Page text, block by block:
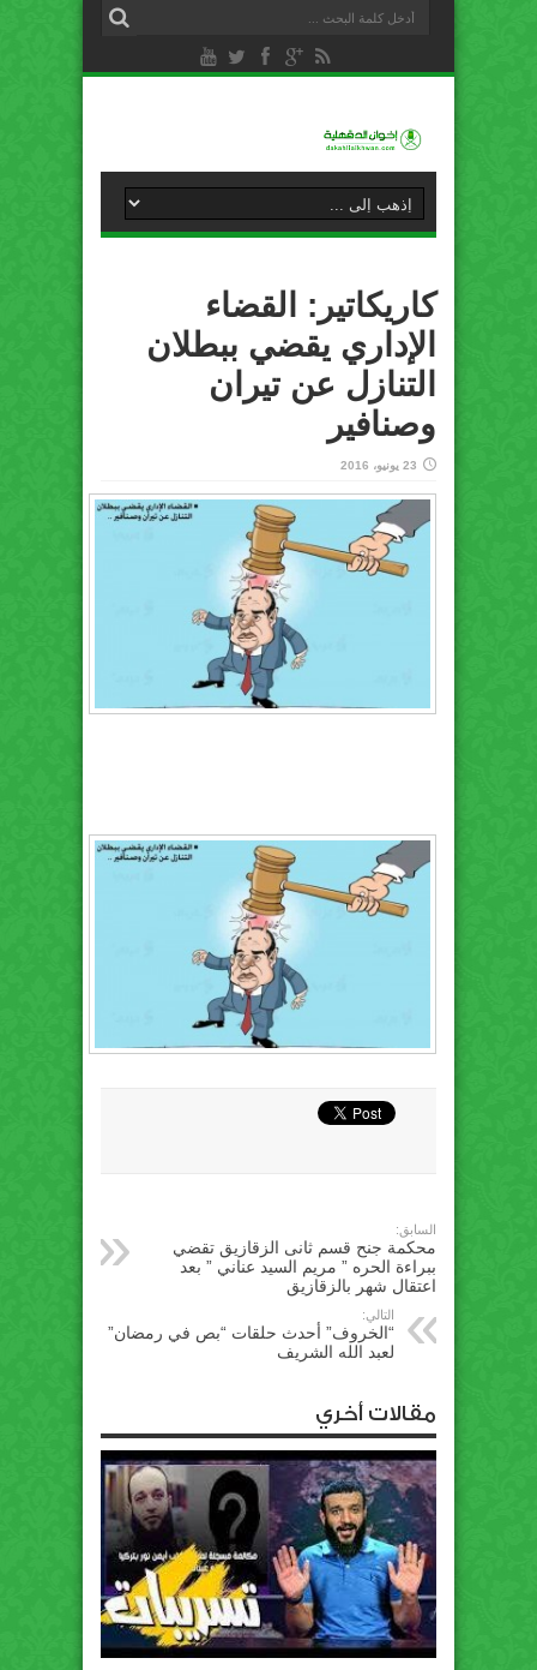
كاريكاتير: القضاء
الإداري يقضي ببطلان
التنازل عن تيران
وصنافير
23 يونيو، 2016
السابق:
محكمة جنح قسم ثانى الزقازيق تقضي
ببراءة الحره ” مريم السيد عناني ” بعد
اعتقال شهر بالزقازيق
التالي:
“الخروف” أحدث حلقات “بص في رمضان”
لعبد الله الشريف
مقالات أخري